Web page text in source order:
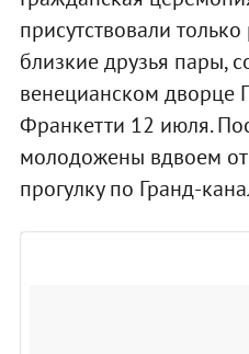
присутствовали
близкие друзья пары,
венецианском дворце
Франкетти 12 июля.
молодожены вдвоем
прогулку по Гранд-